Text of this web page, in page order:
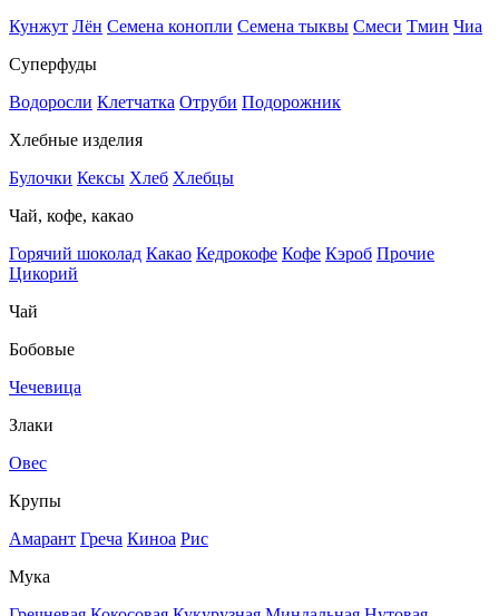
Кунжут Лён Семена конопли Семена тыквы Смеси Тмин Чиа
Суперфуды
Водоросли Клетчатка Отруби Подорожник
Хлебные изделия
Булочки Кексы Хлеб Хлебцы
Чай, кофе, какао
Горячий шоколад Какао Кедрокофе Кофе Кэроб Прочие
Цикорий
Чай
Бобовые
Чечевица
Злаки
Овес
Крупы
Амарант Греча Киноа Рис
Мука